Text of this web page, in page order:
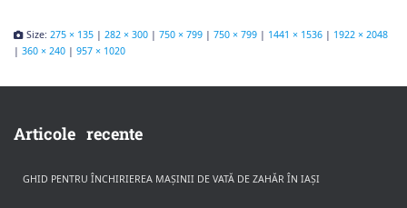
Size: 275 × 135 | 282 × 300 | 750 × 799 | 750 × 799 | 1441 × 1536 | 1922 × 2048
| 360 × 240 | 957 × 1020
Articole recente
GHID PENTRU ÎNCHIRIEREA MAȘINII DE VATĂ DE ZAHĂR ÎN IAȘI